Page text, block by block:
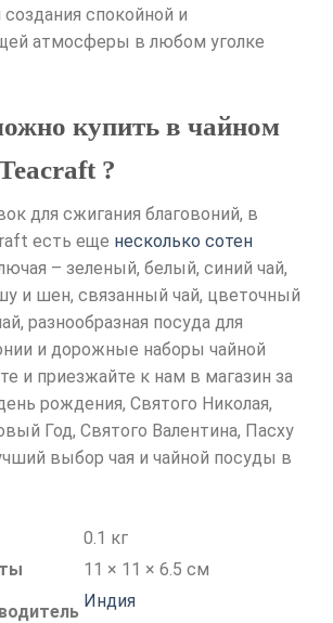
спокойной и
атмосферы в любом уголке
купить в чайном
?
для сжигания благовоний, в
есть еще несколько сотен
– зеленый, белый, синий чай,
и шен, связанный чай, цветочный
разнообразная посуда для
и дорожные наборы чайной
и приезжайте к нам в магазин за
рождения, Святого Николая,
Год, Святого Валентина, Пасху
выбор чая и чайной посуды в
0.1 кг
11 × 11 × 6.5 см
Индия